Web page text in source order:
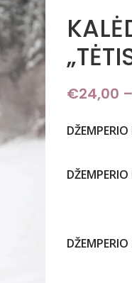
€24,00 –
DŽEMPERIO